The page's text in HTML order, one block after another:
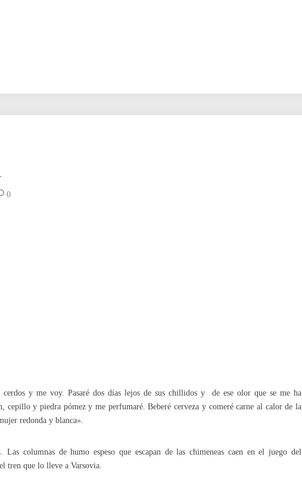
0
y me voy. Pasaré dos días lejos de sus chillidos y de ese olor que se me ha
y piedra pómez y me perfumaré. Beberé cerveza y comeré carne al calor de la
redonda y blanca».
columnas de humo espeso que escapan de las chimeneas caen en el juego del
tren que lo lleve a Varsovia.